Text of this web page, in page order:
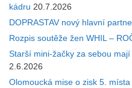
kádru 20.7.2026
DOPRASTAV nový hlavní
Rozpis soutěže žen WHIL –
Starší mini-žačky za sebou
2.6.2026
Olomoucká mise o zisk 5.